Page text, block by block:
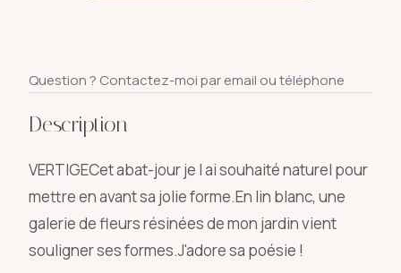
Question ? Contactez-moi par email ou téléphone
Description
VERTIGECet abat-jour je l ai souhaité naturel pour
mettre en avant sa jolie forme.En lin blanc, une
galerie de fleurs résinées de mon jardin vient
souligner ses formes.J'adore sa poésie !